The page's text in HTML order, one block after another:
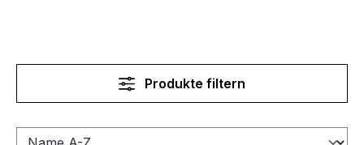
Produkte filtern